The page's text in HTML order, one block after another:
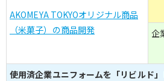
AKOMEYA TOKYOオリジナル商品
（米菓子）の商品開発
企
使用済企業ユニフォームを「リビルド